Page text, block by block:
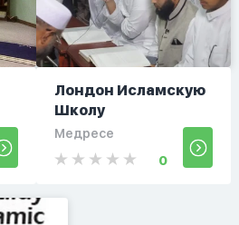
Лондон Исламскую
Школу
Медресе
0